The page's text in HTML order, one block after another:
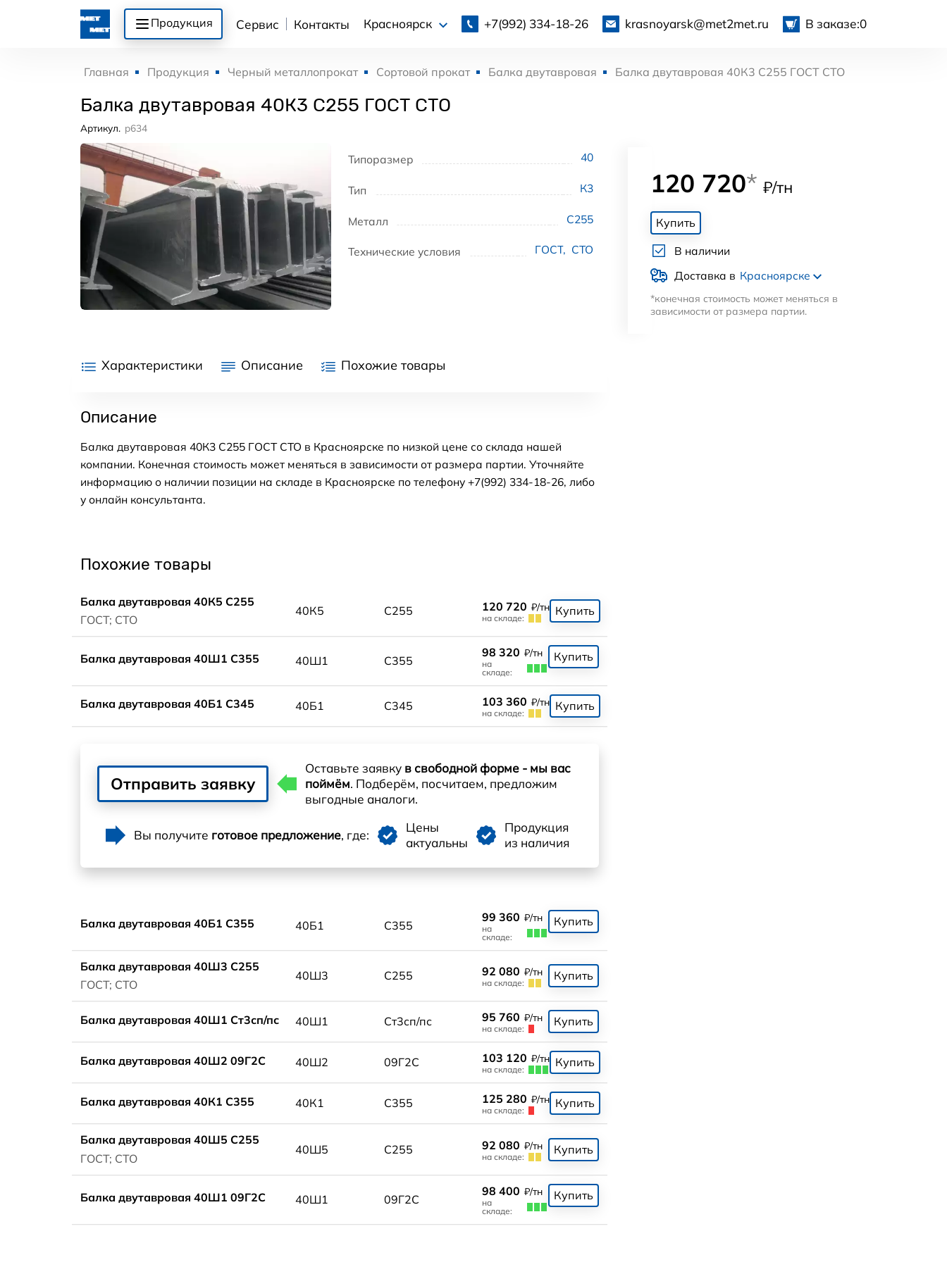
Продукция Сервис Контакты Красноярск +7(992) 334-18-26 krasnoyarsk@met2met.ru В заказе:0
Главная Продукция Черный металлопрокат Сортовой прокат Балка двутавровая Балка двутавровая 40К3 С255 ГОСТ СТО
Балка двутавровая 40К3 С255 ГОСТ СТО
Артикул. p634
Типоразмер 40
Тип К3
Металл С255
Технические условия ГОСТ, СТО
120 720* ₽/тн
Купить
В наличии
Доставка в Красноярске
*конечная стоимость может меняться в
зависимости от размера партии.
Характеристики Описание Похожие товары
Описание
Балка двутавровая 40К3 С255 ГОСТ СТО в Красноярске по низкой цене со склада нашей
компании. Конечная стоимость может меняться в зависимости от размера партии. Уточняйте
информацию о наличии позиции на складе в Красноярске по телефону +7(992) 334-18-26, либо
у онлайн консультанта.
Похожие товары
Балка двутавровая 40К5 С255
ГОСТ; СТО
40К5 С255 120 720 ₽/тн
на складе:
Купить
Балка двутавровая 40Ш1 С355 40Ш1 С355
98 320 ₽/тн
на
складе:
Купить
Балка двутавровая 40Б1 С345 40Б1 С345 103 360 ₽/тн
на складе:
Купить
Отправить заявку
Оставьте заявку в свободной форме - мы вас
поймём. Подберём, посчитаем, предложим
выгодные аналоги.
Вы получите готовое предложение, где:
Цены
актуальны
Продукция
из наличия
Балка двутавровая 40Б1 С355 40Б1 С355
99 360 ₽/тн
на
складе:
Купить
Балка двутавровая 40Ш3 С255
ГОСТ; СТО
40Ш3 С255 92 080 ₽/тн
на складе:
Купить
Балка двутавровая 40Ш1 Ст3сп/пс 40Ш1 Ст3сп/пс 95 760 ₽/тн
на складе:
Купить
Балка двутавровая 40Ш2 09Г2С 40Ш2 09Г2С 103 120 ₽/тн
на складе:
Купить
Балка двутавровая 40К1 С355 40К1 С355 125 280 ₽/тн
на складе:
Купить
Балка двутавровая 40Ш5 С255
ГОСТ; СТО
40Ш5 С255 92 080 ₽/тн
на складе:
Купить
Балка двутавровая 40Ш1 09Г2С 40Ш1 09Г2С
98 400 ₽/тн
на
складе:
Купить